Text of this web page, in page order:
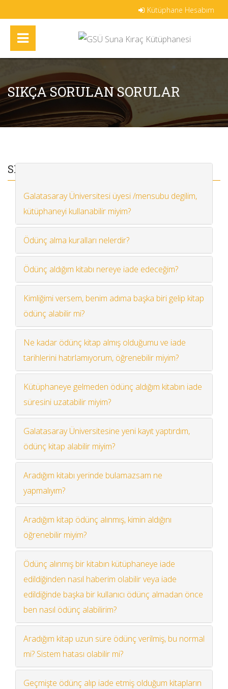
Kütüphane Hesabım
SIKÇA SORULAN SORULAR
SIKÇA SORULAN SORULAR
Galatasaray Üniversitesi üyesi /mensubu degilim,
kütüphaneyi kullanabilir miyim?
Ödünç alma kuralları nelerdir?
Ödünç aldığım kitabı nereye iade edeceğim?
Kimliğimi versem, benim adıma başka biri gelip kitap
ödünç alabilir mi?
Ne kadar ödünç kitap almış olduğumu ve iade
tarihlerini hatırlamıyorum, öğrenebilir miyim?
Kütüphaneye gelmeden ödünç aldığım kitabın iade
süresini uzatabilir miyim?
Galatasaray Üniversitesine yeni kayıt yaptırdım,
ödünç kitap alabilir miyim?
Aradığım kitabı yerinde bulamazsam ne
yapmalıyım?
Aradığım kitap ödünç alınmış, kimin aldığını
öğrenebilir miyim?
Ödünç alınmış bir kitabın kütüphaneye iade
edildiğinden nasıl haberim olabilir veya iade
edildiğinde başka bir kullanıcı ödünç almadan önce
ben nasıl ödünç alabilirim?
Aradığım kitap uzun süre ödünç verilmiş, bu normal
mi? Sistem hatası olabilir mi?
Geçmişte ödünç alıp iade etmiş olduğum kitapların